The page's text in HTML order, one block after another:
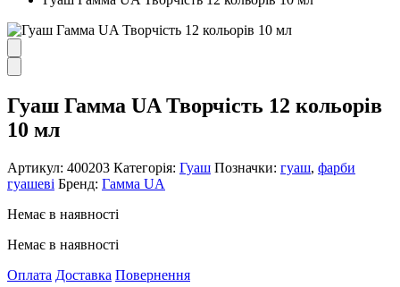
Гуаш Гамма UA Творчість 12 кольорів
10 мл
Артикул: 400203 Категорія: Гуаш Позначки: гуаш, фарби
гуашеві Бренд: Гамма UA
Немає в наявності
Немає в наявності
Оплата Доставка Повернення